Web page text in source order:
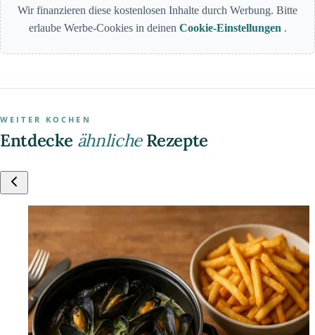
Wir finanzieren diese kostenlosen Inhalte durch Werbung. Bitte
erlaube Werbe-Cookies in deinen Cookie-Einstellungen .
WEITER KOCHEN
Entdecke ähnlicheRezepte